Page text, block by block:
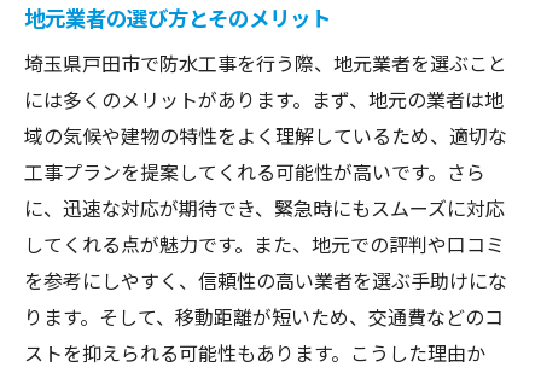
地元業者の選び方とそのメリット
埼玉県戸田市で防水工事を行う際、地元業者を選ぶこと
には多くのメリットがあります。まず、地元の業者は地
域の気候や建物の特性をよく理解しているため、適切な
工事プランを提案してくれる可能性が高いです。さら
に、迅速な対応が期待でき、緊急時にもスムーズに対応
してくれる点が魅力です。また、地元での評判や口コミ
を参考にしやすく、信頼性の高い業者を選ぶ手助けにな
ります。そして、移動距離が短いため、交通費などのコ
ストを抑えられる可能性もあります。こうした理由か